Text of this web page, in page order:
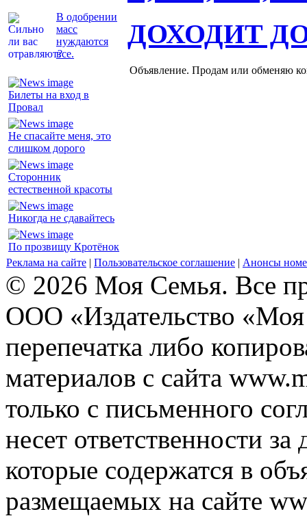
В одобрении
масс
нуждаются
все.
Билеты на вход в
Провал
Не спасайте меня, это
слишком дорого
Сторонник
естественной красоты
Никогда не сдавайтесь
По прозвищу Кротёнок
ДОХОДИТ
Объявление. Продам или обменяю
Реклама на сайте | Пользовательское соглашение | Анонсы
© 2026 Моя Семья. Все
ООО «Издательство
перепечатка либо
материалов с сайта
только с письменного
несет ответственности
которые содержатся в
размещаемых на сайте